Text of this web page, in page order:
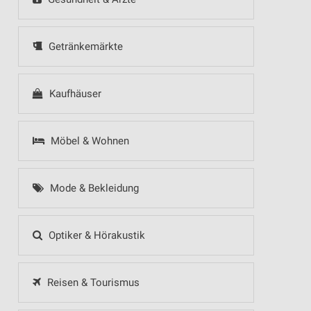
Getränkemärkte
Kaufhäuser
Möbel & Wohnen
Mode & Bekleidung
Optiker & Hörakustik
Reisen & Tourismus